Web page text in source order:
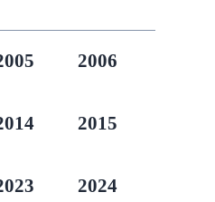
2006
2015
2024